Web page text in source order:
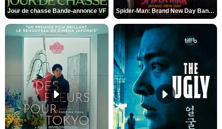
Jour de chasse Bande-annonce VF Spider-Man: Brand New Day Bande-annonce (3) VO STFR